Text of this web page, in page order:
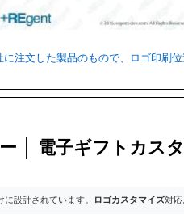
注文した製品のもので、ロゴ印刷
│ 電子ギフトカス
に設計されています。 ロゴカスタマイズ対